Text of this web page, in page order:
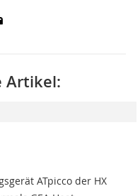
Artikel:
ATpicco der HX